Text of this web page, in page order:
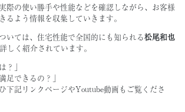
際の使い勝手や性能などを確認しながら、お客様
るよう情報を収集していきます。
いては、住宅性能で全国的にも知られる松尾和也
しく紹介されています。
？」
足できるの？」
下記リンクページやYoutube動画もご覧くださ